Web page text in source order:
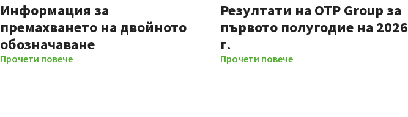
Информация за
премахването на двойното
обозначаване
Прочети повече
Резултати на OTP Group за
първото полугодие на 2026
г.
Прочети повече